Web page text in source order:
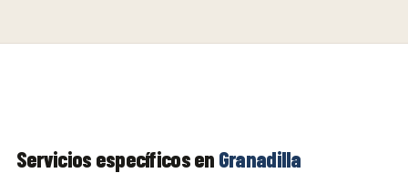
Servicios específicos en Granadilla